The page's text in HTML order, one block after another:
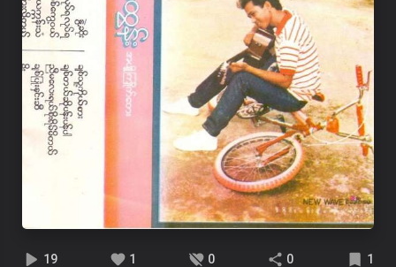
19 1 0 0 1